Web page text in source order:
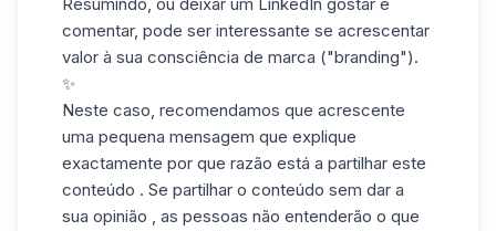
comentar, pode ser interessante se acrescentar
valor à sua consciência de marca ("branding").
✨
Neste caso, recomendamos que acrescente
uma pequena mensagem que explique
exactamente por que razão está a partilhar este
conteúdo . Se partilhar o conteúdo sem dar a
sua opinião , as pessoas não entenderão o que